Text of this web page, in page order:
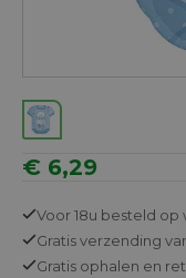
€ 6,29
Voor 18u besteld op
Gratisverzending
Gratis ophalen en